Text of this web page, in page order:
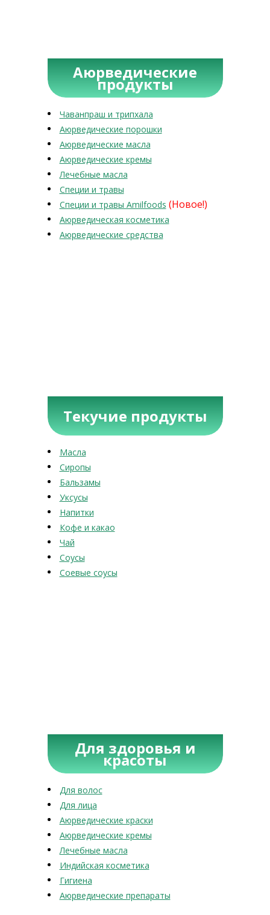
Аюрведические
продукты
Чаванпраш и трипхала
Аюрведические порошки
Аюрведические масла
Аюрведические кремы
Лечебные масла
Специи и травы
Специи и травы Amilfoods (Новое!)
Аюрведическая косметика
Аюрведические средства
Текучие продукты
Масла
Сиропы
Бальзамы
Уксусы
Напитки
Кофе и какао
Чай
Соусы
Соевые соусы
Для здоровья и
красоты
Для волос
Для лица
Аюрведические краски
Аюрведические кремы
Лечебные масла
Индийская косметика
Гигиена
Аюрведические препараты